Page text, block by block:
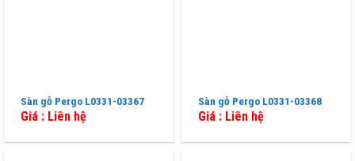
Sàn gỗ Pergo L0331-03367
Giá : Liên hệ
Sàn gỗ Pergo L0331-03368
Giá : Liên hệ